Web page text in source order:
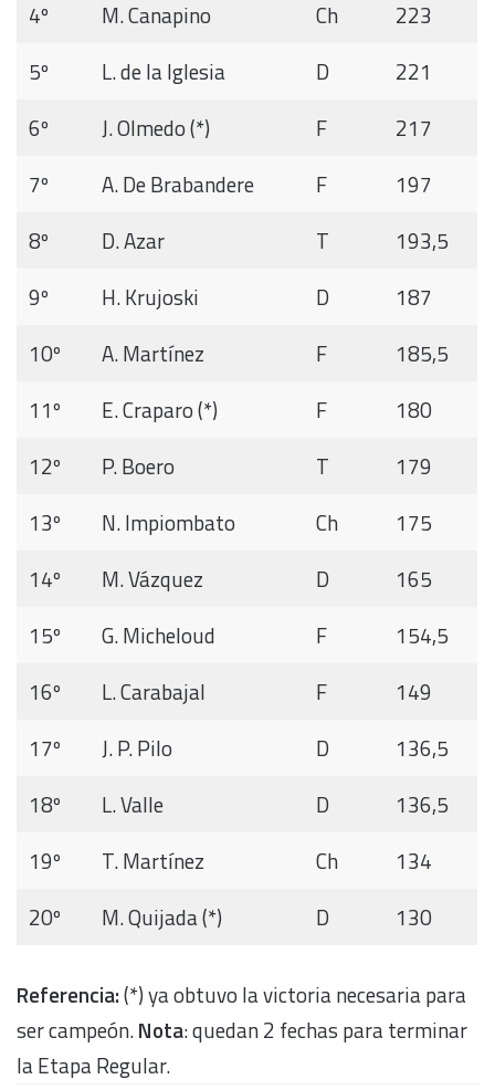
4º
M. Canapino Ch
223
5º
L. de la Iglesia D
221
6º
J. Olmedo (*) F
217
7º
A. De Brabandere F
197
8º
D. Azar T
193,5
9º
H. Krujoski D
187
10º
A. Martínez F
185,5
11º
E. Craparo (*) F
180
12º
P. Boero T
179
13º
N. Impiombato Ch
175
14º
M. Vázquez D
165
15º
G. Micheloud F
154,5
16º
L. Carabajal F
149
17º
J. P. Pilo D
136,5
18º
L. Valle D
136,5
19º
T. Martínez Ch
134
20º
M. Quijada (*) D 130
Referencia:(*) ya obtuvo la victoria necesaria para
ser campeón.Nota: quedan 2 fechas para terminar
la Etapa Regular.